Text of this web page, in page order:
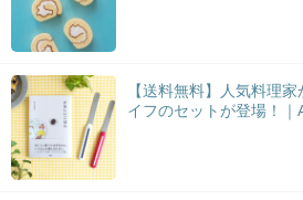
【送料無料】人気料理
イフのセットが登場！｜